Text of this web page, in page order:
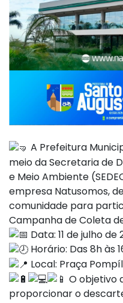
A Prefeitura
meio da Secretaria de
e Meio Ambiente
empresa Natusomos,
comunidade para
Campanha de Coleta
Data: 11 de julho
Horário: Das 8h às
Local: Praça
O objetivo
proporcionar o